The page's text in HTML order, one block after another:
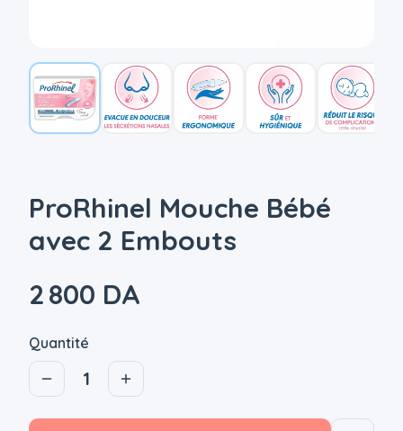
ProRhinel Mouche Bébé
avec 2 Embouts
2 800 DA
Quantité
1